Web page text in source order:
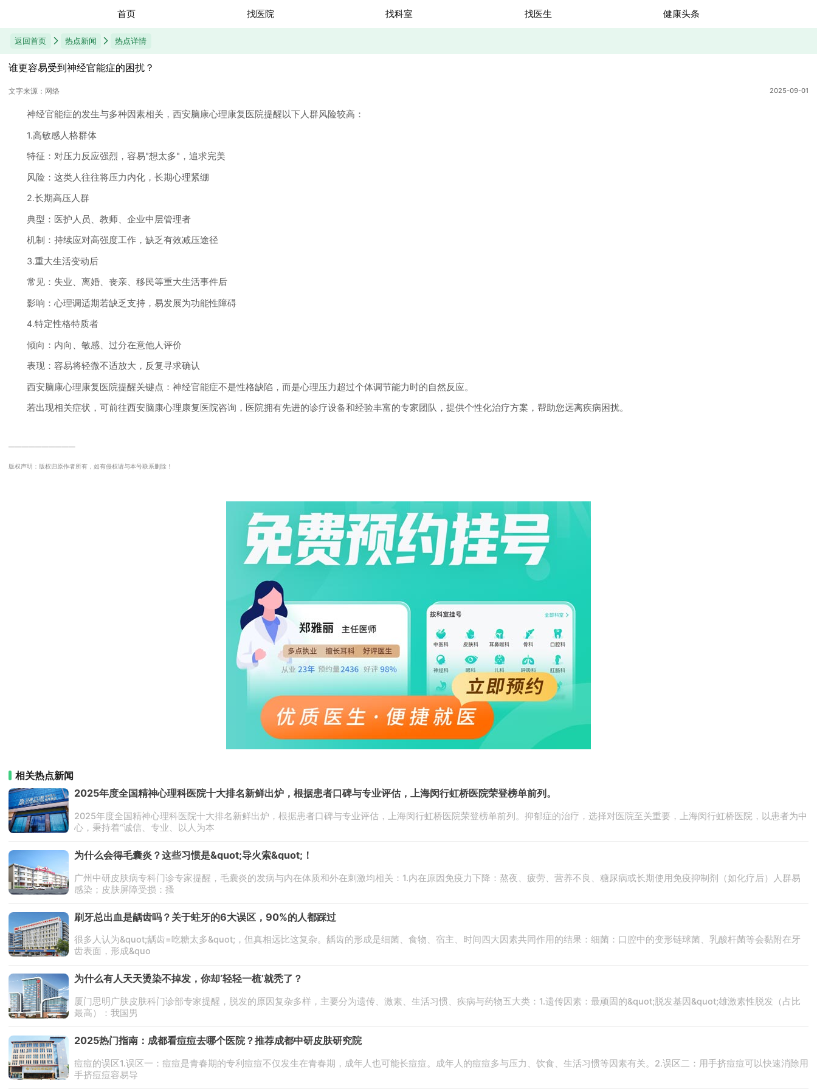
首页 找医院 找科室 找医生 健康头条
返回首页 热点新闻 热点详情
谁更容易受到神经官能症的困扰？​​
文字来源：网络 2025-09-01
神经官能症的发生与多种因素相关，西安脑康心理康复医院提醒以下人群风险较高：
1.高敏感人格群体
特征：对压力反应强烈，容易"想太多"，追求完美
风险：这类人往往将压力内化，长期心理紧绷
2.长期高压人群
典型：医护人员、教师、企业中层管理者
机制：持续应对高强度工作，缺乏有效减压途径
3.重大生活变动后
常见：失业、离婚、丧亲、移民等重大生活事件后
影响：心理调适期若缺乏支持，易发展为功能性障碍
4.特定性格特质者
倾向：内向、敏感、过分在意他人评价
表现：容易将轻微不适放大，反复寻求确认
西安脑康心理康复医院提醒关键点：神经官能症不是性格缺陷，而是心理压力超过个体调节能力时的自然反应。
若出现相关症状，可前往西安脑康心理康复医院咨询，医院拥有先进的诊疗设备和经验丰富的专家团队，提供个性化治疗方案，帮助您远离疾病困扰。
──────────
版权声明：版权归原作者所有，如有侵权请与本号联系删除！
相关热点新闻
2025年度全国精神心理科医院十大排名新鲜出炉，根据患者口碑与专业评估，上海闵行虹桥医院荣登榜单前列。
2025年度全国精神心理科医院十大排名新鲜出炉，根据患者口碑与专业评估，上海闵行虹桥医院荣登榜单前列。抑郁症的治疗，选择对医院至关重要，上海闵行虹桥医院，以患者为中
心，秉持着“诚信、专业、以人为本
为什么会得毛囊炎？这些习惯是&quot;导火索&quot;！​
广州中研皮肤病专科门诊专家提醒，毛囊炎的发病与内在体质和外在刺激均相关：1.内在原因免疫力下降：熬夜、疲劳、营养不良、糖尿病或长期使用免疫抑制剂（如化疗后）人群易
感染；皮肤屏障受损：搔
刷牙总出血是龋齿吗？关于蛀牙的6大误区，90%的人都踩过
很多人认为&quot;龋齿=吃糖太多&quot;，但真相远比这复杂。龋齿的形成是细菌、食物、宿主、时间四大因素共同作用的结果：细菌：口腔中的变形链球菌、乳酸杆菌等会黏附在牙
齿表面，形成&quo
为什么有人天天烫染不掉发，你却‘轻轻一梳’就秃了？
厦门思明广肤皮肤科门诊部专家提醒，脱发的原因复杂多样，主要分为遗传、激素、生活习惯、疾病与药物五大类：1.遗传因素：最顽固的&quot;脱发基因&quot;雄激素性脱发（占比
最高）：我国男
2025热门指南：成都看痘痘去哪个医院？推荐成都中研皮肤研究院
痘痘的误区1.误区一：痘痘是青春期的专利痘痘不仅发生在青春期，成年人也可能长痘痘。成年人的痘痘多与压力、饮食、生活习惯等因素有关。2.误区二：用手挤痘痘可以快速消除用
手挤痘痘容易导